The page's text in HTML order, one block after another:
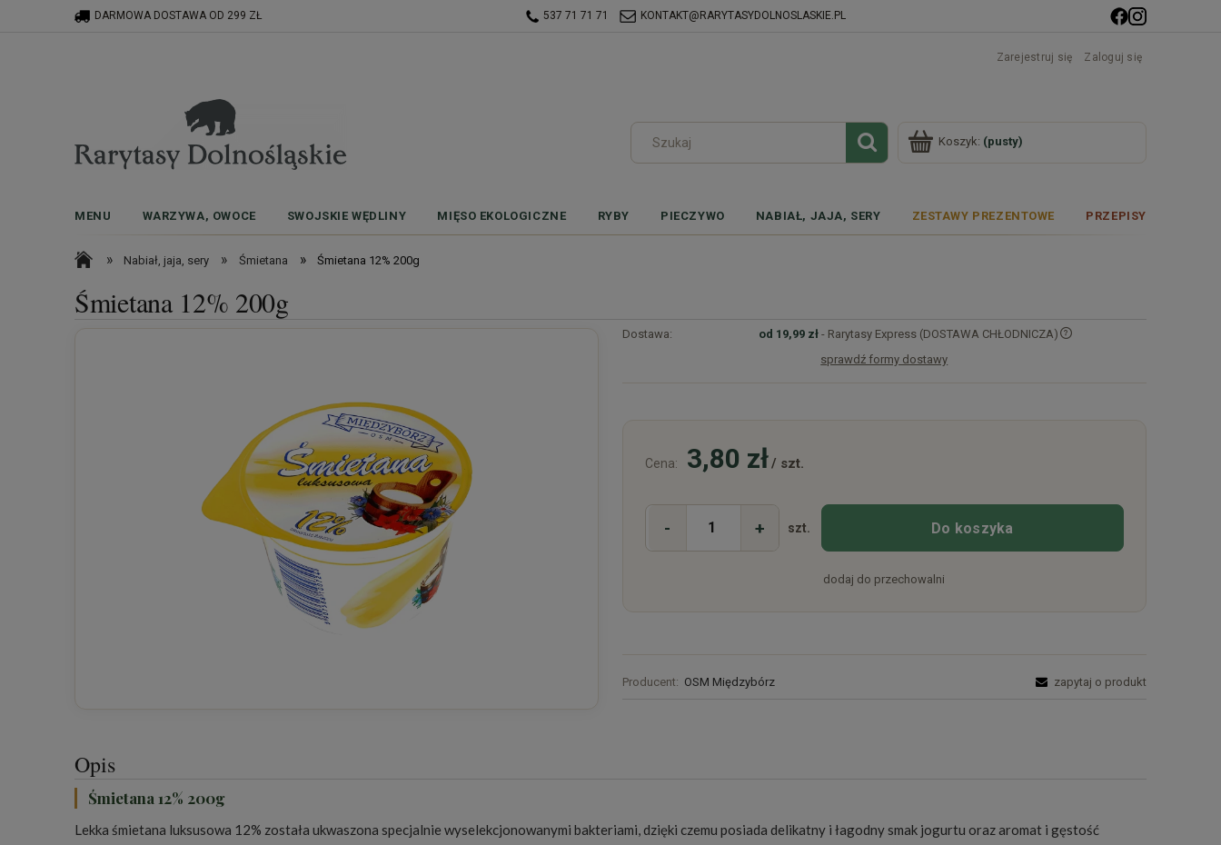
DARMOWA DOSTAWA OD 299 ZŁ 537 71 71 71 KONTAKT@RARYTASYDOLNOSLASKIE.PL
Zarejestruj się Zaloguj się
Koszyk: (pusty)
MENU WARZYWA, OWOCE SWOJSKIE WĘDLINY MIĘSO EKOLOGICZNE RYBY PIECZYWO NABIAŁ, JAJA, SERY ZESTAWY PREZENTOWE PRZEPISY
» Nabiał, jaja, sery » Śmietana » Śmietana 12% 200g
Śmietana 12% 200g
Dostawa: od 19,99 zł - Rarytasy Express (DOSTAWA CHŁODNICZA)
sprawdź formy dostawy
Cena: 3,80 zł/ szt.
- + szt. Do koszyka
dodaj do przechowalni
Producent: OSM Międzybórz zapytaj o produkt
Opis
Śmietana 12% 200g
Lekka śmietana luksusowa 12% została ukwaszona specjalnie wyselekcjonowanymi bakteriami, dzięki czemu posiada delikatny i łagodny smak jogurtu oraz aromat i gęstość